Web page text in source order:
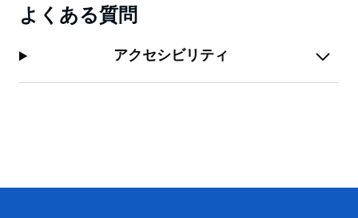
よくある質問
アクセシビリティ